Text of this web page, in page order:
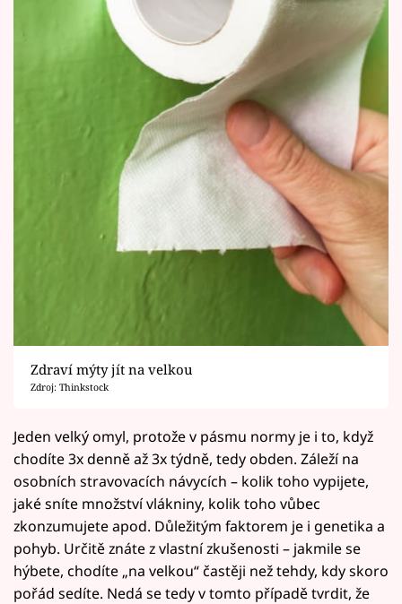
Zdraví mýty jít na velkou
Zdroj: Thinkstock
Jeden velký omyl, protože v pásmu normy je i to, když
chodíte 3x denně až 3x týdně, tedy obden. Záleží na
osobních stravovacích návycích – kolik toho vypijete,
jaké sníte množství vlákniny, kolik toho vůbec
zkonzumujete apod. Důležitým faktorem je i genetika a
pohyb. Určitě znáte z vlastní zkušenosti – jakmile se
hýbete, chodíte „na velkou“ častěji než tehdy, kdy skoro
pořád sedíte. Nedá se tedy v tomto případě tvrdit, že